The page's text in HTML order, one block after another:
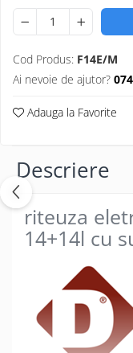
Cod Produs: F14E/M
Ai nevoie de ajutor?
Adauga la Favorite
Descriere
riteuza
14+14l cu